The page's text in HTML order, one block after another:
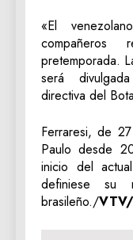
«El
pretemporada.
será
directiva del
Ferraresi, de
Paulo desde
inicio del
definiese su
brasileño./